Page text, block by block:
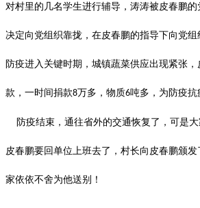
对村里的几名学生进行辅导，涛涛被皮春鹏
决定向党组织靠拢，在皮春鹏的指导下向党组
防疫进入关键时期，城镇蔬菜供应出现紧张
款，一时间捐款8万多，物质6吨多，为防疫抗
防疫结束，通往省外的交通恢复了，可是大
皮春鹏要回单位上班去了，村长向皮春鹏颁发
家依依不舍为他送别！